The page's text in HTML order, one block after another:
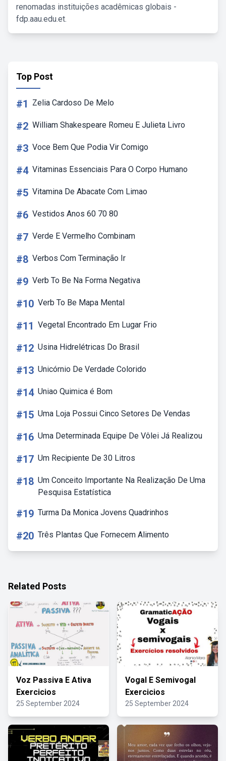
renomadas instituições acadêmicas globais -
fdp.aau.edu.et.
Top Post
#1 Zelia Cardoso De Melo
#2 William Shakespeare Romeu E Julieta Livro
#3 Voce Bem Que Podia Vir Comigo
#4 Vitaminas Essenciais Para O Corpo Humano
#5 Vitamina De Abacate Com Limao
#6 Vestidos Anos 60 70 80
#7 Verde E Vermelho Combinam
#8 Verbos Com Terminação Ir
#9 Verb To Be Na Forma Negativa
#10 Verb To Be Mapa Mental
#11 Vegetal Encontrado Em Lugar Frio
#12 Usina Hidrelétricas Do Brasil
#13 Unicórnio De Verdade Colorido
#14 Uniao Quimica é Bom
#15 Uma Loja Possui Cinco Setores De Vendas
#16 Uma Determinada Equipe De Vôlei Já Realizou
#17 Um Recipiente De 30 Litros
#18 Um Conceito Importante Na Realização De Uma
Pesquisa Estatística
#19 Turma Da Monica Jovens Quadrinhos
#20 Três Plantas Que Fornecem Alimento
Related Posts
Voz Passiva E Ativa
Exercicios
25 September 2024
Vogal E Semivogal
Exercicios
25 September 2024